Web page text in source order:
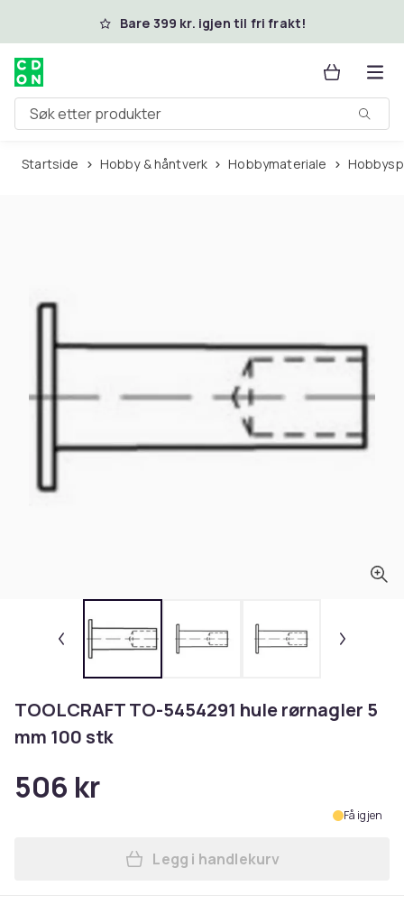
Hopp til hovedinnholdBare 399 kr. igjen til fri frakt!
Søk etter produkter
Startside Hobby & håntverk Hobbymateriale
TOOLCRAFT TO-5454291 hule rørnagler 5
mm 100 stk
506 kr
Få igjen
Legg TOOLCRAFT TO-
Legg i handlekurv